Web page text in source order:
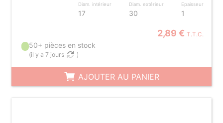
Diam. intérieur
17
Diam. extérieur
30
Epaisseur
1
2,89 € T.T.C.
50+ pièces en stock
(il y a 7 jours )
AJOUTER AU PANIER